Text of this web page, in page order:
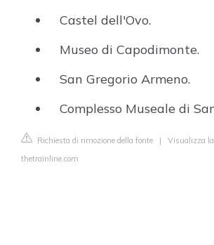
Castel dell'Ovo.
Museo di Capodimonte.
San Gregorio Armeno.
Complesso Museale di
Richiesta di rimozione della fonte | Visualizza
thetrainline.com